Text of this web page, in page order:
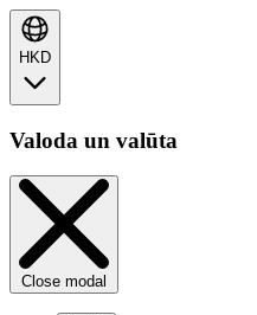
HKD
Valoda un valūta
Close modal